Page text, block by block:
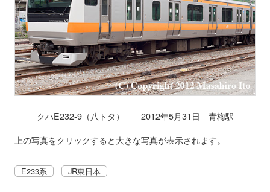
クハE232-9（八トタ） 2012年5月31日 青梅駅
上の写真をクリックすると大きな写真が表示されます。
E233系 JR東日本